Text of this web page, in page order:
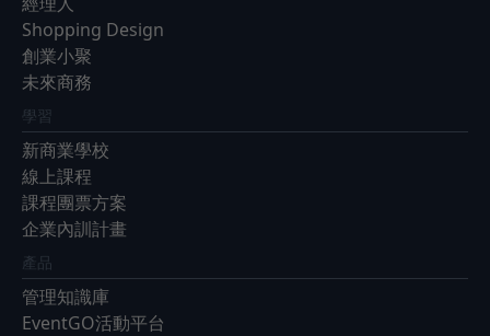
Shopping Design
創業小聚
未來商務
學習
新商業學校
線上課程
課程團票方案
企業內訓計畫
產品
管理知識庫
EventGO活動平台